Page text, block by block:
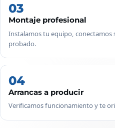
03
Montaje profesional
Instalamos tu equipo, conectamos
probado.
04
Arrancas a producir
Verificamos funcionamiento y te